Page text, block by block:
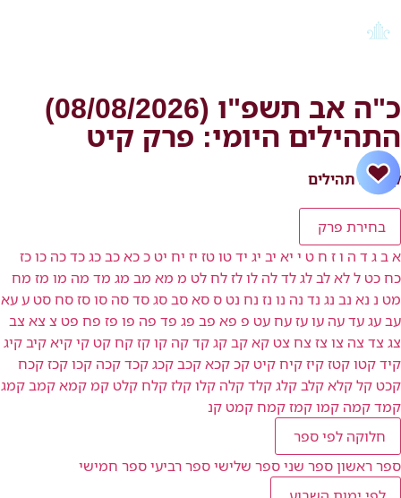
כ"ה אב תשפ"ו (08/08/2026)
התהילים היומי: פרק קיט
קריאת תהילים
בחירת פרק
אבג ד ה וז חט י יא יב יג ידטוטז יז יח יט ככאכבכגכדכה כוכז
כחכט ללאלבלגלדלה לולזלחלט מ מא מב מג מד מה מו מז מח
מט נ נא נב נג נד נה נו נז נח נט ססאסבסגסדסה סוסזסחסט ע עא
עבעגעדעה עועזעחעט פ פא פב פג פד פה פו פז פח פט צ צא צב
צג צד צה צו צז צח צט קאקבקגקדקה קוקזקחקט קיקיאקיבקיג
קידקטוקטזקיזקיחקיט קכקכאקכבקכגקכדקכה קכוקכזקכח
קכט קלקלאקלבקלגקלדקלה קלוקלזקלחקלט קמ קמאקמבקמג
קמדקמה קמוקמזקמחקמט קנ
חלוקה לפי ספר
ספר ראשוןספר שניספר שלישיספר רביעיספר חמישי